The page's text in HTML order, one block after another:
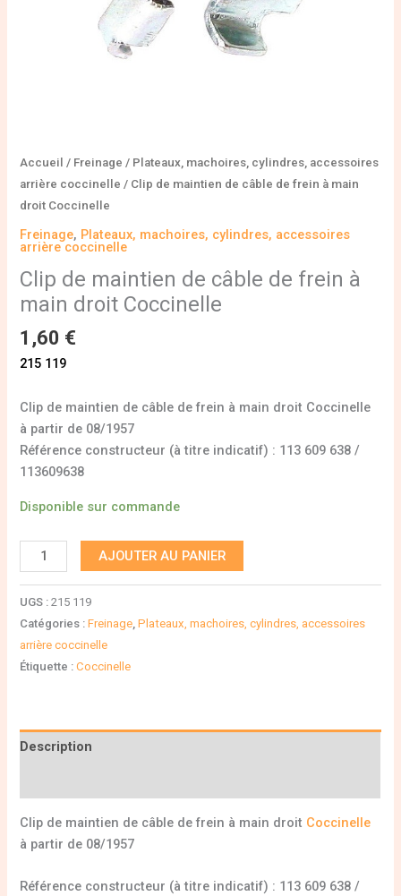
Accueil / Freinage / Plateaux, machoires, cylindres, accessoires
arrière coccinelle / Clip de maintien de câble de frein à main
droit Coccinelle
Freinage, Plateaux, machoires, cylindres, accessoires
arrière coccinelle
Clip de maintien de câble de frein à
main droit Coccinelle
1,60 €
215 119
Clip de maintien de câble de frein à main droit Coccinelle
à partir de 08/1957
Référence constructeur (à titre indicatif) : 113 609 638 /
113609638
Disponible sur commande
AJOUTER AU PANIER
UGS :215 119
Catégories :Freinage ,Plateaux, machoires, cylindres, accessoires
arrière coccinelle
Étiquette :Coccinelle
Description
Clip de maintien de câble de frein à main droit Coccinelle
à partir de 08/1957
Référence constructeur (à titre indicatif) : 113 609 638 /